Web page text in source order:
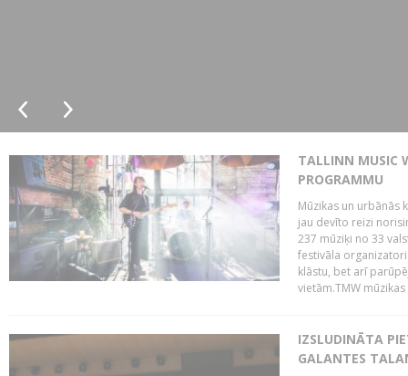
TALLINN MUSIC
PROGRAMMU
Mūzikas un urbānās
jau devīto reizi
237 mūziķi no 33
festivāla
klāstu, bet arī
vietām.TMW
IZSLUDINĀTA
GALANTES